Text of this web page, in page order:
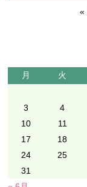
«
月 火
3
4
10
11
17
18
24
25
31